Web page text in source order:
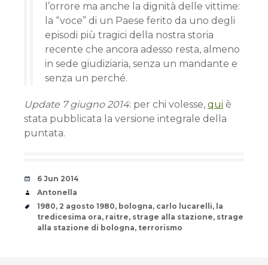
l’orrore ma anche la dignità delle vittime:
la “voce” di un Paese ferito da uno degli
episodi più tragici della nostra storia
recente che ancora adesso resta, almeno
in sede giudiziaria, senza un mandante e
senza un perché.
Update 7 giugno 2014: per chi volesse, qui è
stata pubblicata la versione integrale della
puntata.
Date
6 Jun 2014
Author
Antonella
Tags
1980, 2 agosto 1980, bologna, carlo lucarelli, la
tredicesima ora, raitre, strage alla stazione, strage
alla stazione di bologna, terrorismo